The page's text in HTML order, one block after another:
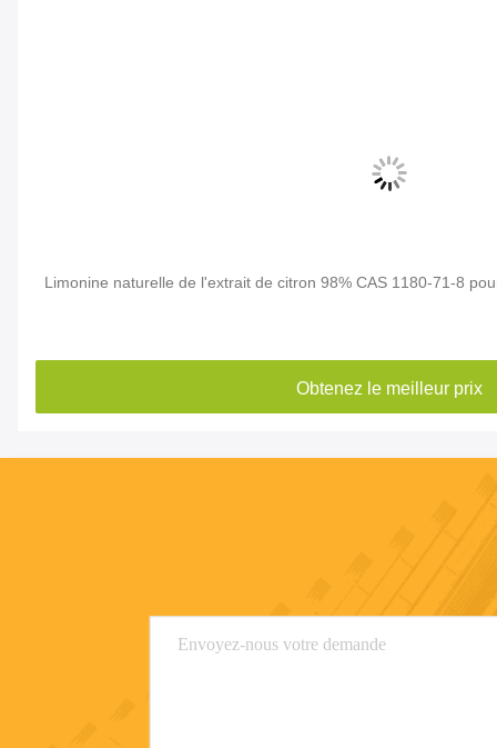
Limonine naturelle de l'extrait de citron 98% CAS 1180-71-8
Obtenez le meilleur prix